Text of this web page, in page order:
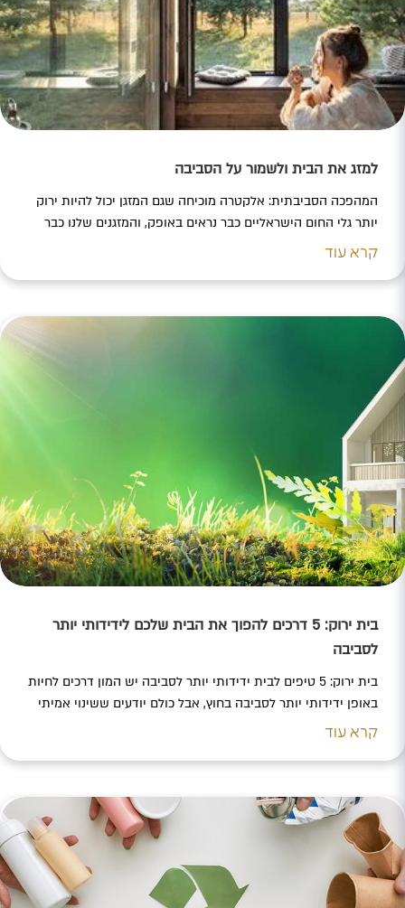
למזג את הבית ולשמור על הסביבה
המהפכה הסביבתית: אלקטרה מוכיחה שגם המזגן יכול להיות ירוק
יותר גלי החום הישראליים כבר נראים באופק, והמזגנים שלנו כבר
נכנסים למצב של היכון לעבודה במשרה מלאה פלוס שעות נוספות.
איך נוכל למזג את הבית ולשמור על הסביבה? לשיתוף הכתבה
קרא עוד
בית ירוק: 5 דרכים להפוך את הבית שלכם לידידותי יותר
לסביבה
בית ירוק: 5 טיפים לבית ידידותי יותר לסביבה יש המון דרכים לחיות
באופן ידידותי יותר לסביבה בחוץ, אבל כולם יודעים ששינוי אמיתי
מתחיל מבפנים – מהבית. תכנון ארוחות, מזגן שיעזור לכם לחסוך
הכתבה C432AC28-4125-46EA-AF6E-772993D06592
475F-A1B2-094BABED15A6 הקיץ כבר כאן ואין תזכורת חשובה
מזאת לכך שכדור…
קרא עוד